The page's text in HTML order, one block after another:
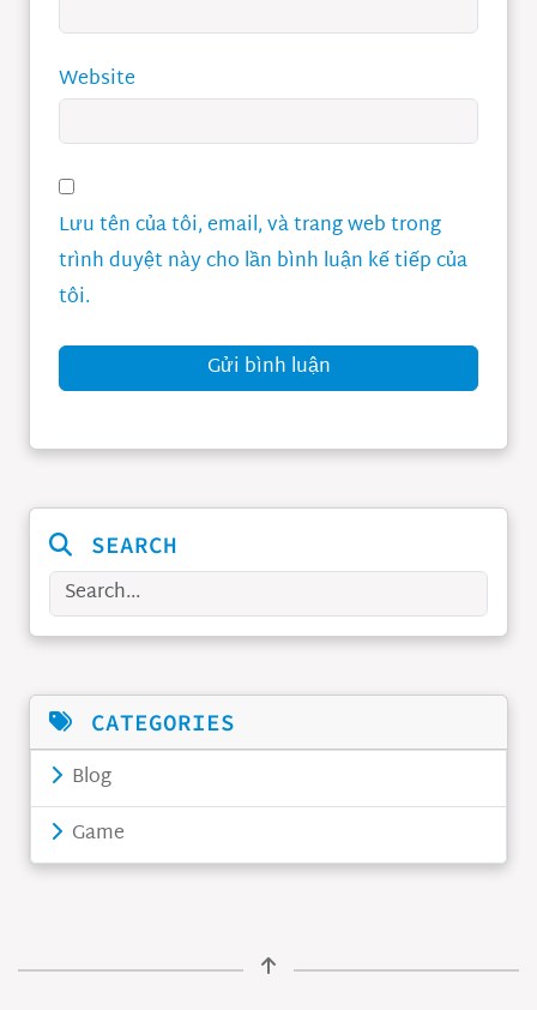
Website
Lưu tên của tôi, email, và trang web trong
trình duyệt này cho lần bình luận kế tiếp của
tôi.
Gửi bình luận
SEARCH
Search
CATEGORIES
Blog
Game